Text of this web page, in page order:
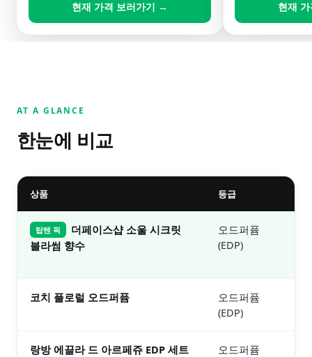
현재 가격 보러가기 →
현재
AT A GLANCE
한눈에 비교
상품 등급
탑텐 픽
더페이스샵 소울 시크릿
블라썸 향수
오드퍼퓸
(EDP)
코치 플로럴 오드퍼퓸
오드퍼퓸
(EDP)
랑방 에끌라 드 아르페쥬 EDP 세트
오드퍼퓸